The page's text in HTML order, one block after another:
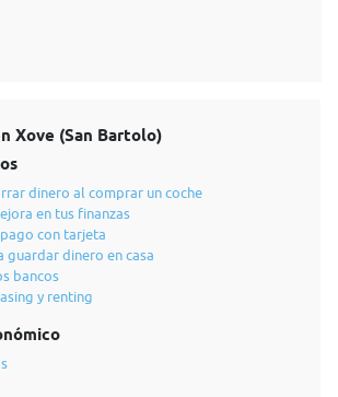
Xove (San Bartolo)
dinero al comprar un coche
en tus finanzas
con tarjeta
guardar dinero en casa
bancos
y renting